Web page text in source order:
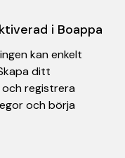
i Boappa
kan enkelt
ditt
registrera
och börja